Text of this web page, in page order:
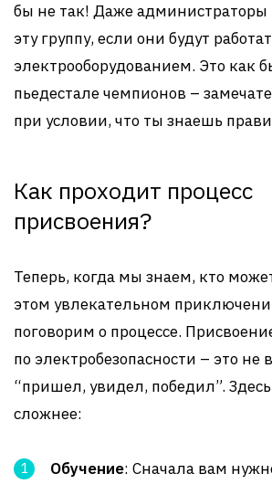
бы не так! Даже администраторы
эту группу, если они будут
электрооборудованием. Это как
пьедестале чемпионов –
при условии, что ты знаешь
Как проходит процесс
присвоения?
Теперь, когда мы знаем, кто
этом увлекательном
поговорим о процессе.
по электробезопасности – это не
“пришел, увидел, победил”.
сложнее:
Обучение: Сначала вам